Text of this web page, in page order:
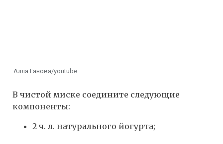
Алла Ганова/youtube
В чистой миске соедините следующие
компоненты:
2 ч. л. натурального йогурта;